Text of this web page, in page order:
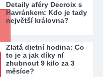
Detaily aféry Decroix s
Havránkem: Kdo je tady
největší královna?
Zlatá dietní hodina: Co
to je a jak díky ní
zhubnout 9 kilo za 3
měsíce?